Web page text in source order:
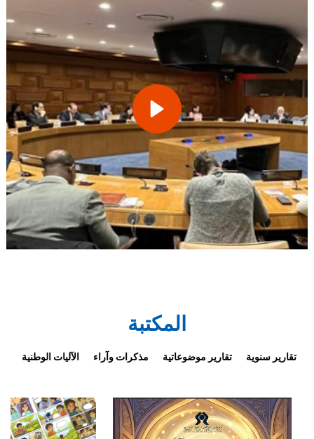
المكتبة
تقارير سنوية تقارير موضوعاتية مذكرات وآراء الآليات الوطنية